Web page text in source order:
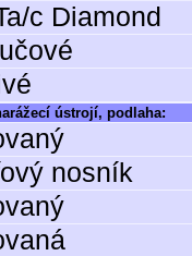
c Diamond
ústrojí, podlaha:
nosník